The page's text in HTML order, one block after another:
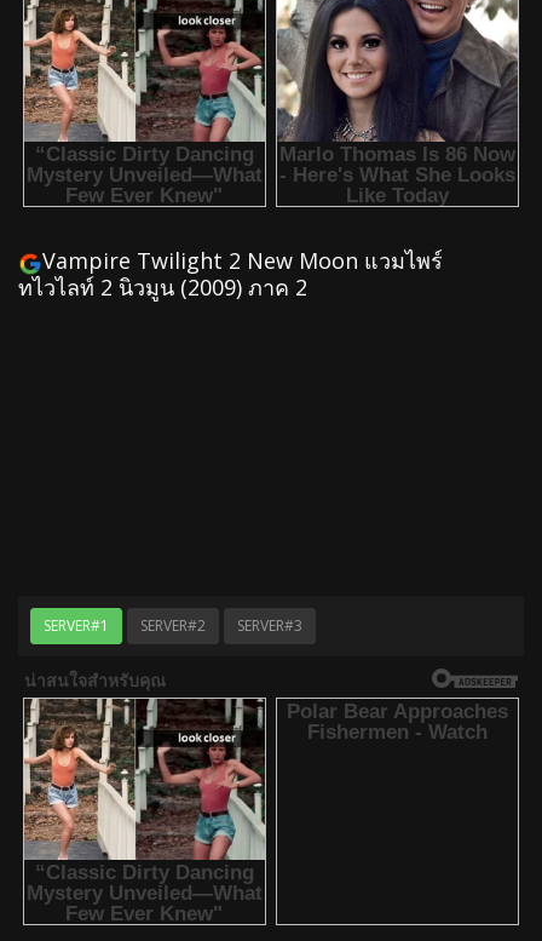
Vampire Twilight 2 New Moon แวมไพร์
ทไวไลท์ 2 นิวมูน (2009) ภาค 2
SERVER#1 SERVER#2 SERVER#3